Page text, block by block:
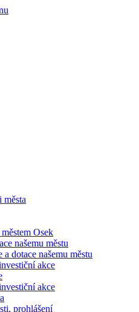
města
Osek
našemu městu
dotace našemu městu
akce
akce
prohlášení